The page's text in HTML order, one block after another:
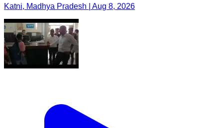
Katni, Madhya Pradesh | Aug 8, 2026